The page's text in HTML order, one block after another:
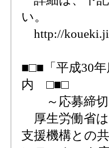
い。
http://
■□■「平成30
内 □■□
～応募締切
厚生労働省は
支援機構との